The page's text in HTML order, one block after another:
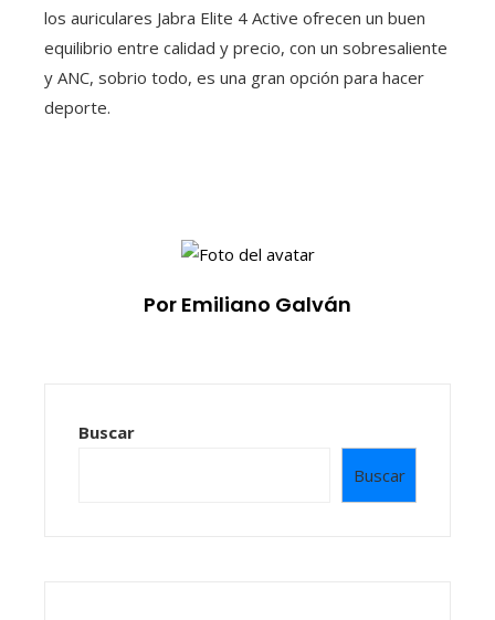
los auriculares Jabra Elite 4 Active ofrecen un buen
equilibrio entre calidad y precio, con un sobresaliente
y ANC, sobrio todo, es una gran opción para hacer
deporte.
Por Emiliano Galván
Buscar
Buscar